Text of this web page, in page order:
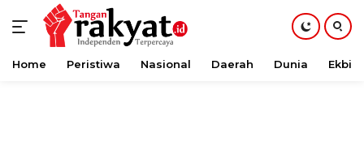
Langsung
Home Peristiwa Nasional Daerah Dunia Ekbis